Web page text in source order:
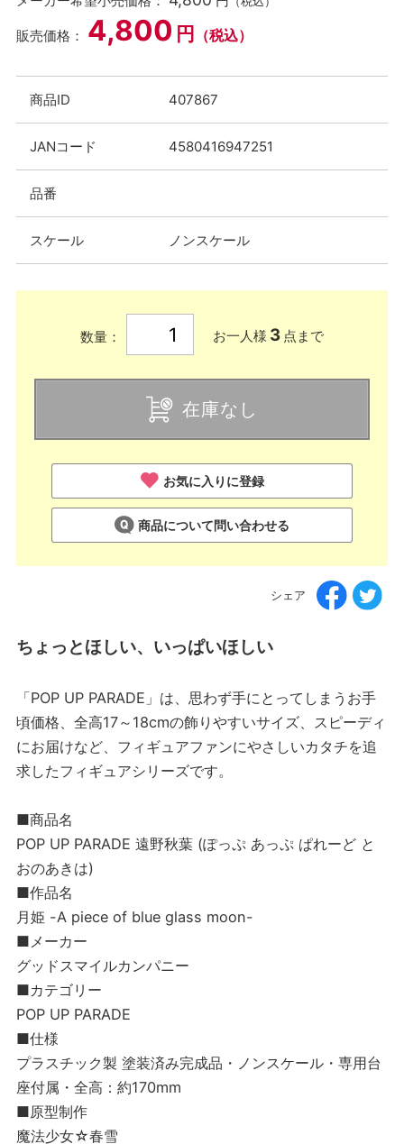
販売価格： 4,800 円 （税込）
商品ID 407867
JANコード 4580416947251
品番
スケール ノンスケール
数量： お一人様 3 点まで
在庫なし
お気に入りに登録
商品について問い合わせる
シェア
ちょっとほしい、いっぱいほしい
「POP UP PARADE」は、思わず手にとってしまうお手
頃価格、全高17～18cmの飾りやすいサイズ、スピーディ
にお届けなど、フィギュアファンにやさしいカタチを追
求したフィギュアシリーズです。
■商品名
POP UP PARADE 遠野秋葉 (ぽっぷ あっぷ ぱれーど と
おのあきは)
■作品名
月姫 -A piece of blue glass moon-
■メーカー
グッドスマイルカンパニー
■カテゴリー
POP UP PARADE
■仕様
プラスチック製 塗装済み完成品・ノンスケール・専用台
座付属・全高：約170mm
■原型制作
魔法少女☆春雪